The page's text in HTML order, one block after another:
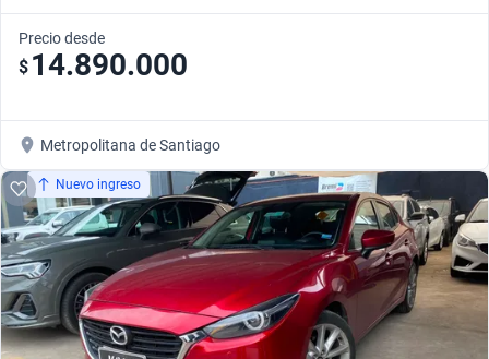
Precio desde
$ 14.890.000
Metropolitana de Santiago
Nuevo ingreso